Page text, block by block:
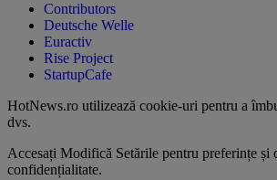
Contributors
Deutsche Welle
Euractiv
Rise Project
StartupCafe
HotNews.ro utilizează cookie-uri pentru a
dvs.
Accesați Modifică Setările pentru preferințe și
confidențialitate.